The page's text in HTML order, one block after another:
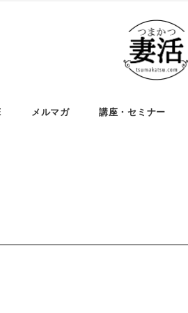
メルマガ 講座・セミナー